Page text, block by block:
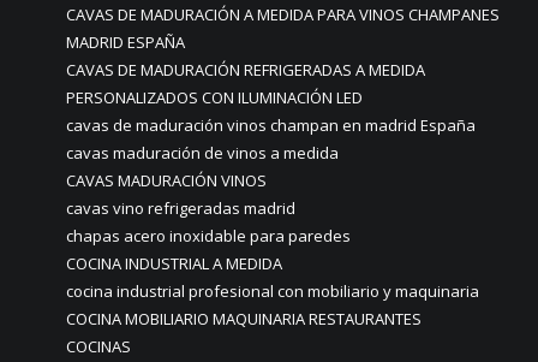
CAVAS DE MADURACIÓN A MEDIDA PARA VINOS CHAMPANES
MADRID ESPAÑA
CAVAS DE MADURACIÓN REFRIGERADAS A MEDIDA
PERSONALIZADOS CON ILUMINACIÓN LED
cavas de maduración vinos champan en madrid España
cavas maduración de vinos a medida
CAVAS MADURACIÓN VINOS
cavas vino refrigeradas madrid
chapas acero inoxidable para paredes
COCINA INDUSTRIAL A MEDIDA
cocina industrial profesional con mobiliario y maquinaria
COCINA MOBILIARIO MAQUINARIA RESTAURANTES
COCINAS